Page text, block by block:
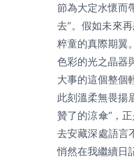
節為大定水懷而
去“。假如未來
粹童的真際期翼
色彩的光之晶器
大事的這個整個
此刻溫柔無畏揚
贊了的涼傘”，
去安藏深處語言
悄然在我繼續日